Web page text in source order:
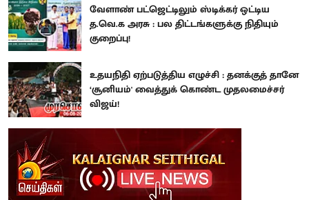
வேளாண் பட்ஜெட்டிலும் ஸ்டிக்கர் ஒட்டிய
த.வெ.க அரசு : பல திட்டங்களுக்கு நிதியும்
குறைப்பு!
உதயநிதி ஏற்படுத்திய எழுச்சி : தனக்குத் தானே
‘சூனியம்' வைத்துக் கொண்ட முதலமைச்சர்
விஜய்!